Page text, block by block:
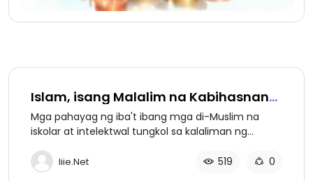
Islam, isang Malalim na Kabihasnan
(bahagi 1 ng 2): Panimula
Mga pahayag ng iba't ibang mga di-Muslim na
iskolar at intelektwal tungkol sa kalaliman ng
Panimula.
Iiie.net 519 0